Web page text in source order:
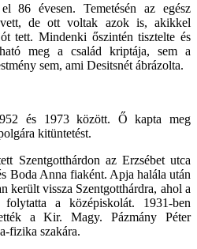
86 évesen. Temetésén az egész
vett, de ott voltak azok is, akikkel
tett. Mindenki őszintén tisztelte és
meg a család kriptája, sem a
sem, ami Desitsnét ábrázolta.
és 1973 között. Ő kapta meg
kitüntetést.
Szentgotthárdon az Erzsébet utca
Boda Anna fiaként. Apja halála után
került vissza Szentgotthárdra, ahol a
a középiskolát. 1931-ben
a Kir. Magy. Pázmány Péter
fizika szakára.